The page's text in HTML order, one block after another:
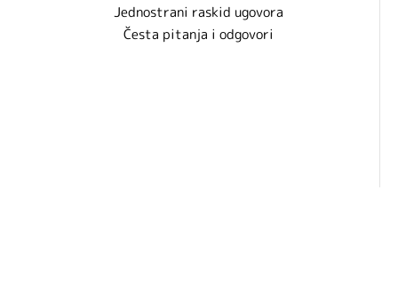
Jednostrani raskid ugovora
Česta pitanja i odgovori